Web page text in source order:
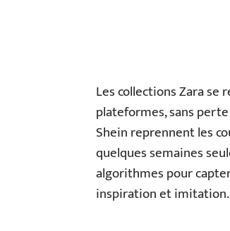
Les collections Zara se
plateformes, sans
Shein reprennent les
quelques semaines
algorithmes pour
inspiration et imitation.